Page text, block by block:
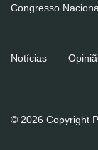
Congresso
Notícias
© 2026 Copyright